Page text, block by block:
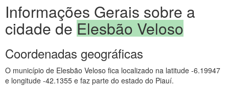
Informações Gerais sobre a
cidade de Elesbão Veloso
Coordenadas geográficas
O município de Elesbão Veloso fica localizado na latitude -6.19947
e longitude -42.1355 e faz parte do estado do Piauí.